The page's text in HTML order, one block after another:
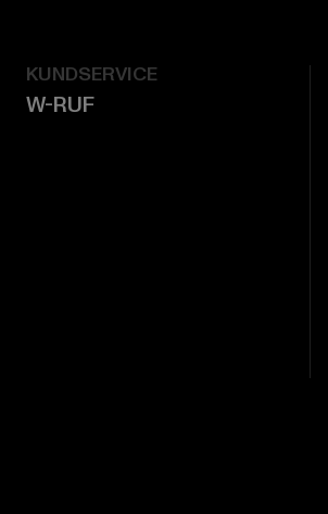
KUNDSERVICE
W-RUF